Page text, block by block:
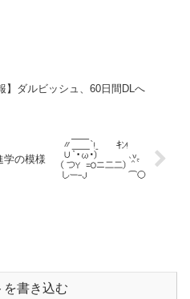
】ダルビッシュ、60日間DLへ
学の模様
を書き込む